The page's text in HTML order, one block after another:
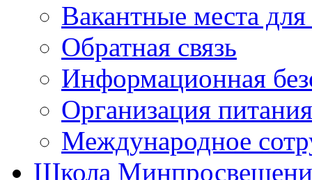
Вакантные места
Обратная связь
Информационная
Организация
Международное
Школа